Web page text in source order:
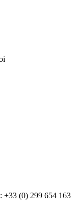
+33 (0) 299 654 163